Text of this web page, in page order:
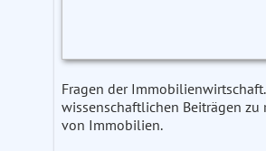
Fragen der
wissenschaftlichen Beiträgen
von Immobilien.